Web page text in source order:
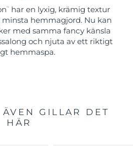
™
har en lyxig, krämig textur
hemmagjord. Nu kan
med samma fancy känsla
och njuta av ett riktigt
hemmaspa.
GILLAR DET
HÄR